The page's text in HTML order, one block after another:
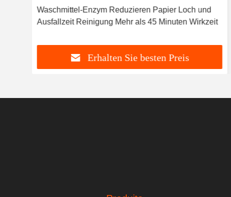
Waschmittel-Enzym Reduzieren Papier Loch und
Ausfallzeit Reinigung Mehr als 45 Minuten Wirkzeit
Erhalten Sie besten Preis